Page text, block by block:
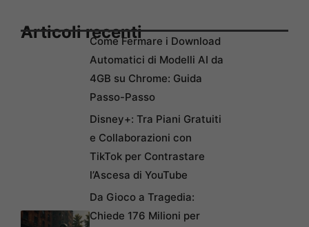
Articoli recentiCome Fermare i Download
Automatici di Modelli AI da
4GB su Chrome: Guida
Passo-Passo
Disney+: Tra Piani Gratuiti
e Collaborazioni con
TikTok per Contrastare
l’Ascesa di YouTube
Da Gioco a Tragedia:
Chiede 176 Milioni per